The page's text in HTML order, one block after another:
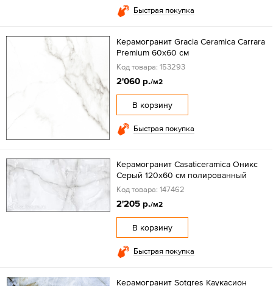
Быстрая покупка
Керамогранит Gracia Ceramica Carrara
Premium 60х60 см
Код товара: 153293
2'060 р./м2
В корзину
Быстрая покупка
Керамогранит Casaticeramica Оникс
Серый 120х60 см полированный
Код товара: 147462
2'205 р./м2
В корзину
Быстрая покупка
Керамогранит Sotgres Каукасион